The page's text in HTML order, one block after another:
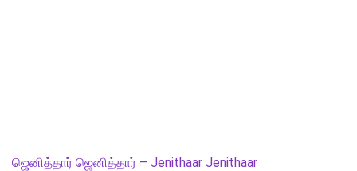
ஜெனித்தார் ஜெனித்தார் – Jenithaar Jenithaar